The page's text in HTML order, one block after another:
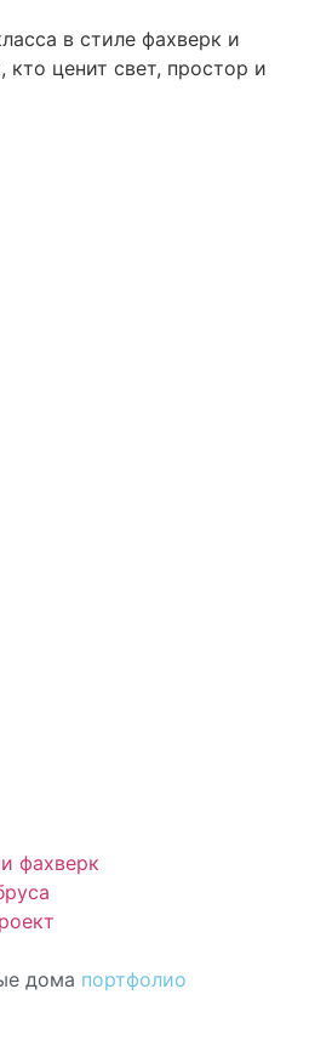
в стиле фахверк и
кто ценит свет, простор и
фахверк
дома портфолио